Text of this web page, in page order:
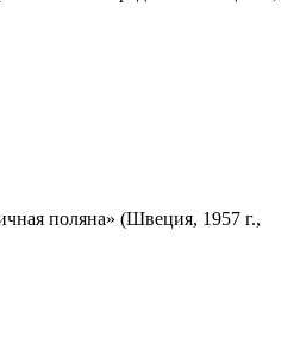
поляна» (Швеция, 1957 г.,